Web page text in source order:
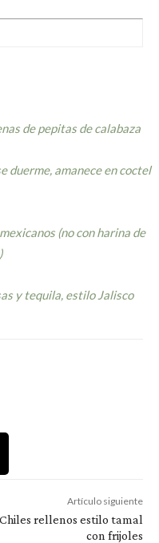
de pepitas de calabaza
duerme, amanece en coctel
(no con harina de
y tequila, estilo Jalisco
Artículo siguiente
Chiles rellenos estilo tamal
con frijoles